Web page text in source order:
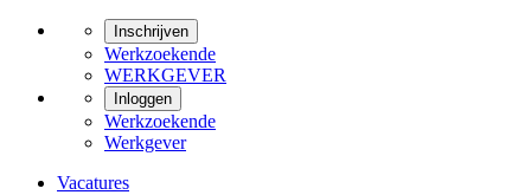
Inschrijven
Werkzoekende
WERKGEVER
Inloggen
Werkzoekende
Werkgever
Vacatures